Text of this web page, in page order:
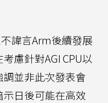
諱言Arm後續發展
慮針對AGI CPU以
並非此次發表會
日後可能在高效